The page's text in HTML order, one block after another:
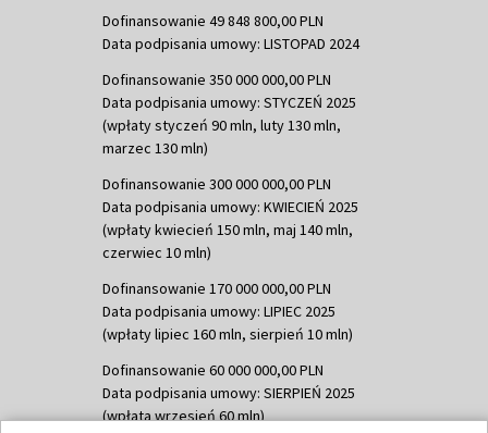
Dofinansowanie 49 848 800,00 PLN
Data podpisania umowy: LISTOPAD 2024
Dofinansowanie 350 000 000,00 PLN
Data podpisania umowy: STYCZEŃ 2025
(wpłaty styczeń 90 mln, luty 130 mln,
marzec 130 mln)
Dofinansowanie 300 000 000,00 PLN
Data podpisania umowy: KWIECIEŃ 2025
(wpłaty kwiecień 150 mln, maj 140 mln,
czerwiec 10 mln)
Dofinansowanie 170 000 000,00 PLN
Data podpisania umowy: LIPIEC 2025
(wpłaty lipiec 160 mln, sierpień 10 mln)
Dofinansowanie 60 000 000,00 PLN
Data podpisania umowy: SIERPIEŃ 2025
(wpłata wrzesień 60 mln)